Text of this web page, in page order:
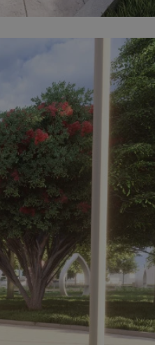
identyfikator sesji.
identyfikator sesji.
informacje o zgodzie
jego preferencjach dotyczących
korzystania z witryny. Rejestruje
polityki prywatności i ustawień
ich przestrzeganie w kolejnych
użytkownik nie musi ponownie
preferencji, co zwiększa wygodę i
ochrony danych.
do rozróżniania ludzi i botów. Jest
internetowej, ponieważ
ważnych raportów na temat
witryny internetowej.
używany przez usługę Cookie-
preferencji dotyczących
na pliki cookie. Jest to konieczne,
Cookie-Script.com działał poprawnie.
do rozróżniania ludzi i botów. Jest
strony internetowej, ponieważ
ważnych raportów na temat
witryny internetowej.